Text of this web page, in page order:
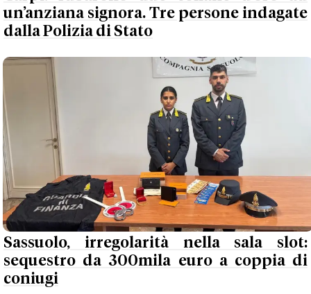
un’anziana signora. Tre persone indagate
dalla Polizia di Stato
Sassuolo, irregolarità nella sala slot:
sequestro da 300mila euro a coppia di
coniugi